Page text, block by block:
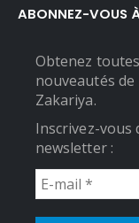
ABONNEZ-VOUS
Obtenez
nouveautés
Zakariya.
Inscrivez-vous
newsletter :